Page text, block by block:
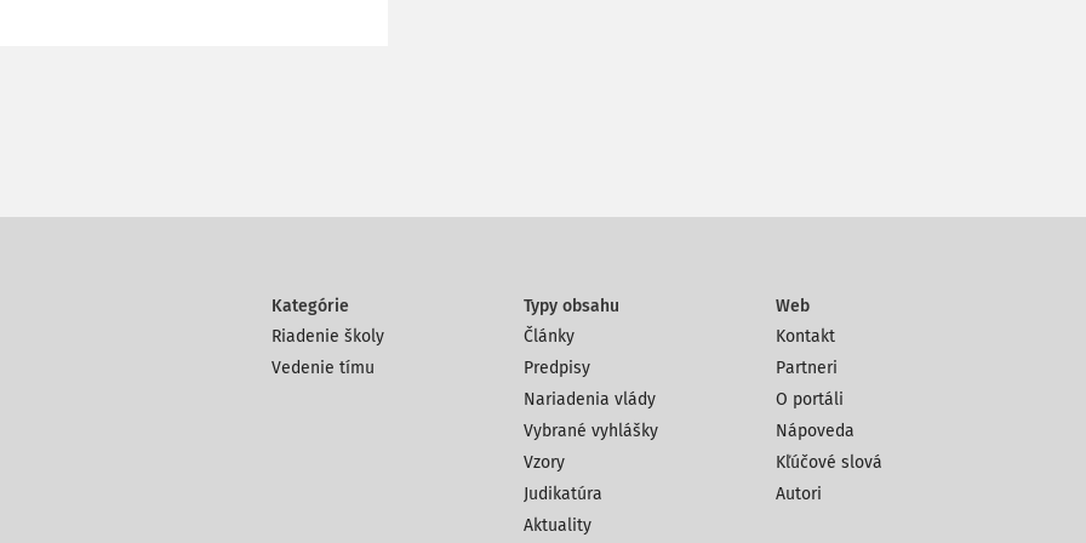
Kategórie
Riadenie školy
Vedenie tímu
Typy obsahu
Články
Predpisy
Nariadenia vlády
Vybrané vyhlášky
Vzory
Judikatúra
Aktuality
Web
Kontakt
Partneri
O portáli
Nápoveda
Kľúčové slová
Autori